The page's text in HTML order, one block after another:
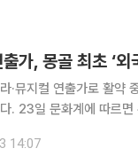
가, 몽골 최초 ‘외
·뮤지컬 연출가로 활약
을 열고 안주은
14:07